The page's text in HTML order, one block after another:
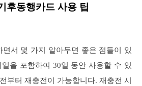
후동행카드 사용 팁
면서 몇 가지 알아두면 좋은 점들이 있
을 포함하여 30일 동안 사용할 수 있
부터 재충전이 가능합니다. 재충전 시